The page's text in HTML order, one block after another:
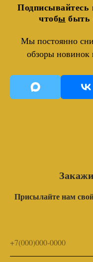
чтобы быть
Мы постоянно
обзоры новинок
Присылайте нам
+7(000)000-0000